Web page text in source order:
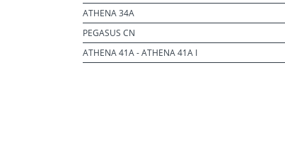
ATHENA 34A
PEGASUS CN
ATHENA 41A - ATHENA 41A I